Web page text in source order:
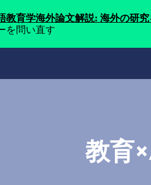
教育
教育学海外論文解説: 海外の研
を問い直す